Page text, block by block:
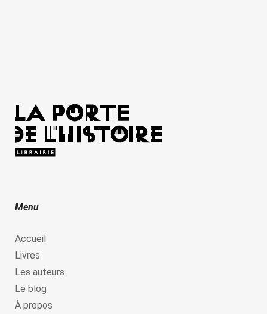
Menu
Accueil
Livres
Les auteurs
Le blog
À propos